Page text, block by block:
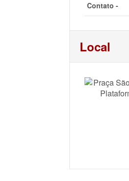
Contato -
Local